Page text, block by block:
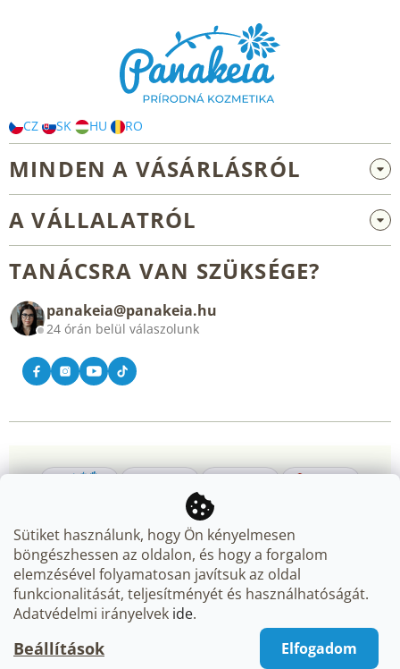
Sütiket használunk, hogy Ön kényelmesen
böngészhessen az oldalon, és hogy a forgalom
elemzésével folyamatosan javítsuk az oldal
funkcionalitását, teljesítményét és használhatóságát.
Adatvédelmi irányelvek ide.
Beállítások Elfogadom
CZ SK HU RO
MINDEN A VÁSÁRLÁSRÓL
Nagykereskedelem és együttműködés
Általános üzleti feltételek
A VÁLLALATRÓL
Kapcsolat
TANÁCSRA VAN SZÜKSÉGE?
panakeia@panakeia.hu
24 órán belül válaszolunk
Shoptet Premium készítette
Copyright 2026Panakeia.hu. Minden jog fenntartva.
beállítások szerkesztése